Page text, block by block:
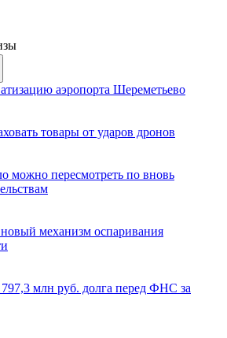
аэропорта Шереметьево
товары от ударов дронов
можно пересмотреть по вновь
механизм оспаривания
797,3 млн руб. долга перед ФНС за